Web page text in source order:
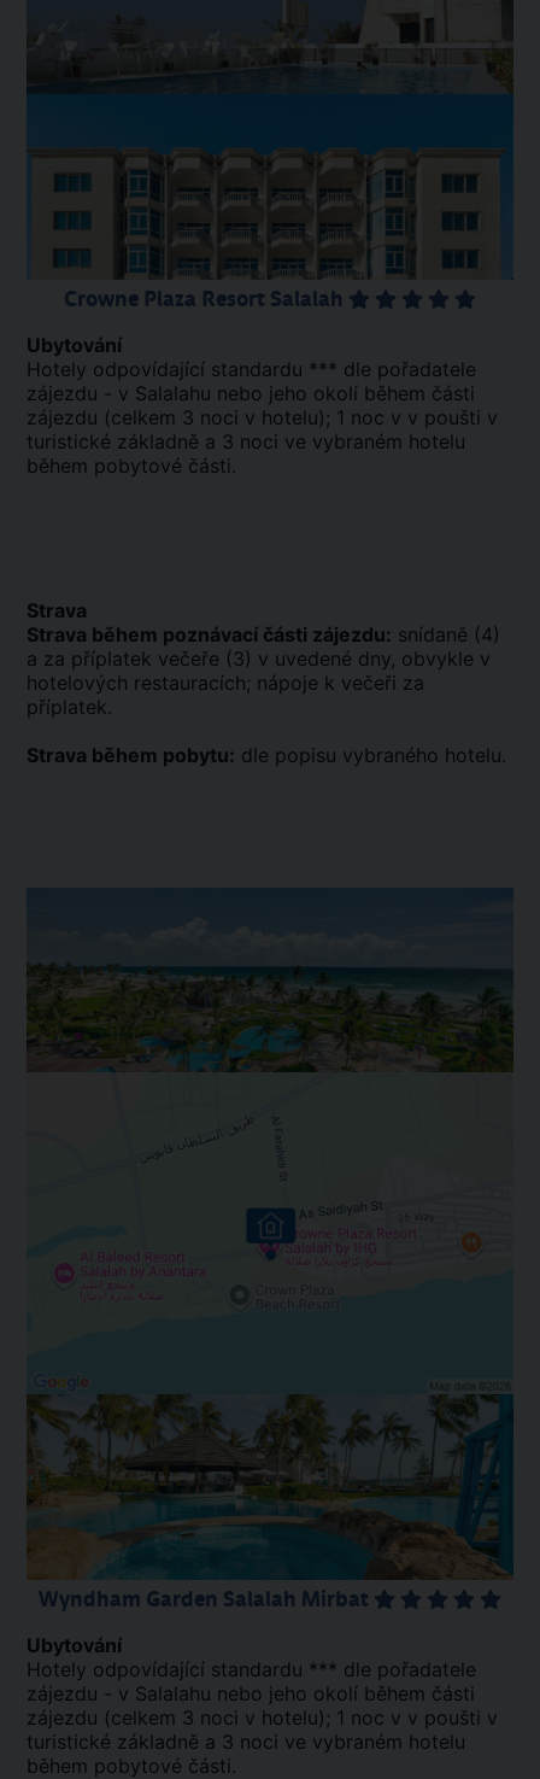
Crowne Plaza Resort Salalah
Ubytování
Hotely odpovídající standardu *** dle pořadatele
zájezdu - v Salalahu nebo jeho okolí během části
zájezdu (celkem 3 noci v hotelu); 1 noc v v poušti v
turistické základně a 3 noci ve vybraném hotelu
během pobytové části.
Strava
Strava během poznávací části zájezdu: snídaně (4)
a za příplatek večeře (3) v uvedené dny, obvykle v
hotelových restauracích; nápoje k večeři za
příplatek.
Strava během pobytu: dle popisu vybraného hotelu.
Wyndham Garden Salalah Mirbat
Ubytování
Hotely odpovídající standardu *** dle pořadatele
zájezdu - v Salalahu nebo jeho okolí během části
zájezdu (celkem 3 noci v hotelu); 1 noc v v poušti v
turistické základně a 3 noci ve vybraném hotelu
během pobytové části.